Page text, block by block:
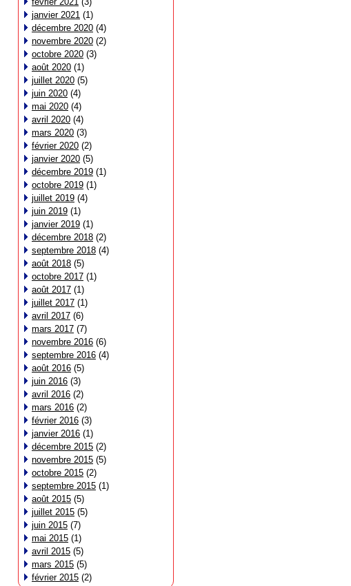
janvier 2021 (1)
décembre 2020 (4)
novembre 2020 (2)
octobre 2020 (3)
août 2020 (1)
juillet 2020 (5)
juin 2020 (4)
mai 2020 (4)
avril 2020 (4)
mars 2020 (3)
février 2020 (2)
janvier 2020 (5)
décembre 2019 (1)
octobre 2019 (1)
juillet 2019 (4)
juin 2019 (1)
janvier 2019 (1)
décembre 2018 (2)
septembre 2018 (4)
août 2018 (5)
octobre 2017 (1)
août 2017 (1)
juillet 2017 (1)
avril 2017 (6)
mars 2017 (7)
novembre 2016 (6)
septembre 2016 (4)
août 2016 (5)
juin 2016 (3)
avril 2016 (2)
mars 2016 (2)
février 2016 (3)
janvier 2016 (1)
décembre 2015 (2)
novembre 2015 (5)
octobre 2015 (2)
septembre 2015 (1)
août 2015 (5)
juillet 2015 (5)
juin 2015 (7)
mai 2015 (1)
avril 2015 (5)
mars 2015 (5)
février 2015 (2)